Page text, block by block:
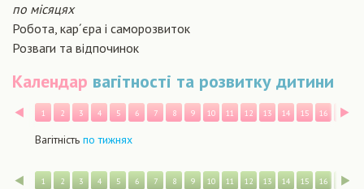
по місяцях
Робота, кар´єра і саморозвиток
Розваги та відпочинок
Календар вагітності та розвитку дитини
Назад
1 2 3 4 5 6 7 8 9 10 11 12 13 14 15 16 17
Вагітність по тижнях
Назад
1 2 3 4 5 6 7 8 9 10 11 12 13 14 15 16 17